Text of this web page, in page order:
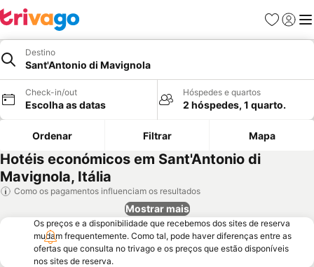
Favoritos
Iniciar
Destino
Sant'Antonio di Mavignola
Check-in/out
Escolha as datas
Hóspedes e quartos
2 hóspedes, 1 quarto.
Ordenar Filtrar Mapa
Hotéis económicos em Sant'Antonio di
Mavignola, Itália
Como os pagamentos influenciam os resultados
Mostrar mais
Os preços e a disponibilidade que recebemos dos sites de reserva
mudam frequentemente. Como tal, pode haver diferenças entre as
ofertas que consulta no trivago e os preços que estão disponíveis
nos sites de reserva.